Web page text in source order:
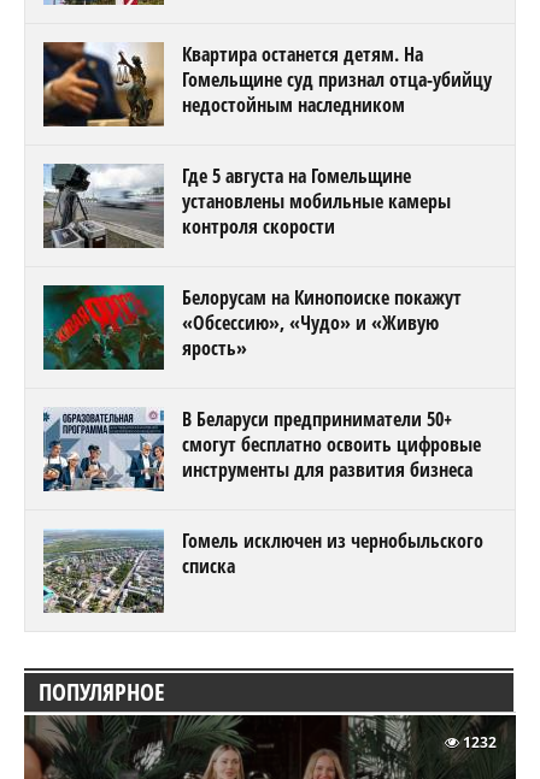
Квартира останется детям. На
Гомельщине суд признал отца-убийцу
недостойным наследником
Где 5 августа на Гомельщине
установлены мобильные камеры
контроля скорости
Белорусам на Кинопоиске покажут
«Обсессию», «Чудо» и «Живую
ярость»
В Беларуси предприниматели 50+
смогут бесплатно освоить цифровые
инструменты для развития бизнеса
Гомель исключен из чернобыльского
списка
ПОПУЛЯРНОЕ
1232